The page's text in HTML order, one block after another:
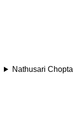
Nathusari Chopta